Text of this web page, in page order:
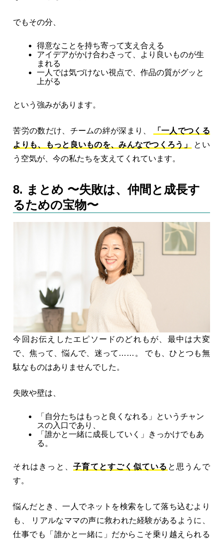
でもその分、
得意なことを持ち寄って支え合える
アイデアがかけ合わさって、より良いものが生
まれる
一人では気づけない視点で、作品の質がグッと
上がる
という強みがあります。
苦労の数だけ、チームの絆が深まり、
「一人でつくる
よりも、もっと良いものを、みんなでつくろう」
とい
う空気が、今の私たちを支えてくれています。
8. まとめ 〜失敗は、仲間と成長す
るための宝物〜
今回お伝えしたエピソードのどれもが、最中は大変
で、焦って、悩んで、迷って……。 でも、ひとつも無
駄なものはありませんでした。
失敗や壁は、
「自分たちはもっと良くなれる」というチャン
スの入口であり、
「誰かと一緒に成長していく」きっかけでもあ
る。
それはきっと、子育てとすごく似ている と思うんで
す。
悩んだとき、一人でネットを検索をして落ち込むより
も、 リアルなママの声に救われた経験があるように、
仕事でも「誰かと一緒に」だからこそ乗り越えられる